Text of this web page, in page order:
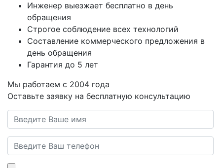
Инженер выезжает бесплатно в день
обращения
Строгое соблюдение всех технологий
Составление коммерческого предложения в
день обращения
Гарантия до 5 лет
Мы работаем с 2004 года
Оставьте заявку на бесплатную консультацию